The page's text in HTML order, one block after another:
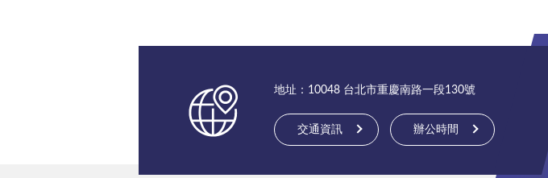
地址：10048 台北市重慶南路一段130號
交通資訊 辦公時間